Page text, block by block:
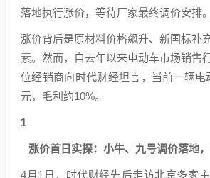
落地执行涨价，等待厂家最终调价安排。
涨价背后是原材料价格飙升、新国标补
素。然而，自去年以来电动车市场销售
位经销商向时代财经坦言，当前一辆电
元，毛利约10%。
1
涨价首日实探：小牛、九号调价落地
4月1日，时代财经先后走访北京多家主